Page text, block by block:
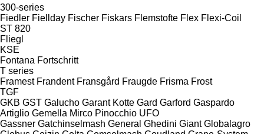
300-series
Fiedler Fiellday Fischer Fiskars Flemstofte Flex Flexi-Coil
ST 820
Fliegl
KSE
Fontana Fortschritt
T series
Framest Frandent Fransgård Fraugde Frisma Frost
TGF
GKB GST Galucho Garant Kotte Gard Garford Gaspardo
Artiglio Gemella Mirco Pinocchio UFO
Gassner Gatchinselmash General Ghedini Giant Globalagro